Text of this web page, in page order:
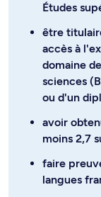
Études
être
accès à
domaine
sciences
ou d'un
avoir
moins 2,7
faire
langues